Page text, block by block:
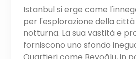
Istanbul si erge come
per l'esplorazione della
notturna. La sua vastità e
forniscono uno sfondo
Quartieri come Beyoğlu, in